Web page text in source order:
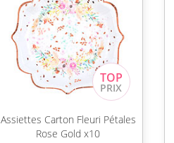
Assiettes Carton Fleuri Pétales
Rose Gold x10